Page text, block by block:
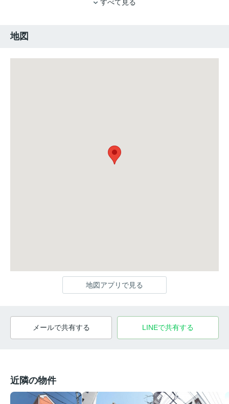
すべて見る
地図
地図アプリで見る
メールで共有する LINEで共有する
近隣の物件